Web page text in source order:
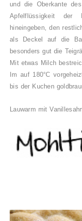
und die Oberkante
Apfelflüssigkeit der
hineingeben, den
als Deckel auf die
besonders gut die
Mit etwas Milch
Im auf 180°C
bis der Kuchen
Lauwarm mit